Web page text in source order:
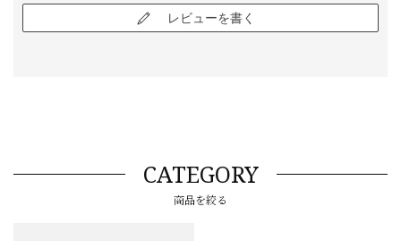
レビューを書く
CATEGORY
商品を絞る